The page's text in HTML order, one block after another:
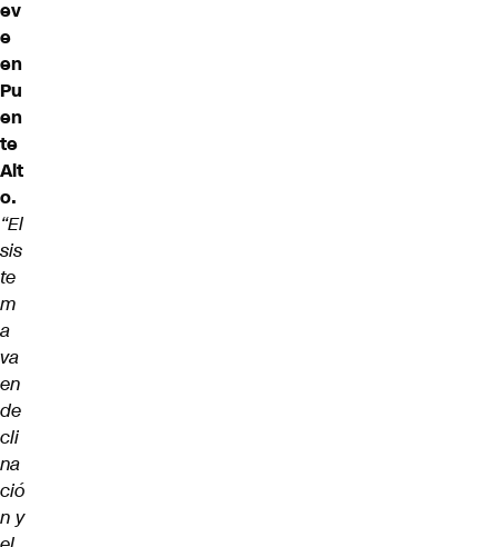
ev
e
en
Pu
en
te
Alt
o.
“El
sis
te
m
a
va
en
de
cli
na
ció
n y